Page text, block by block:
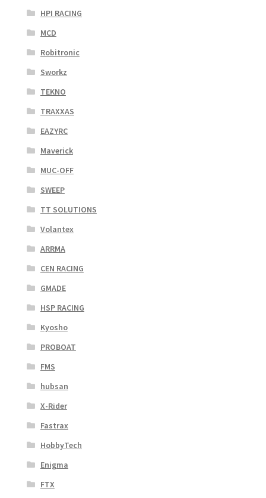
HPI RACING
MCD
Robitronic
Sworkz
TEKNO
TRAXXAS
EAZYRC
Maverick
MUC-OFF
SWEEP
TT SOLUTIONS
Volantex
ARRMA
CEN RACING
GMADE
HSP RACING
Kyosho
PROBOAT
FMS
hubsan
X-Rider
Fastrax
HobbyTech
Enigma
FTX